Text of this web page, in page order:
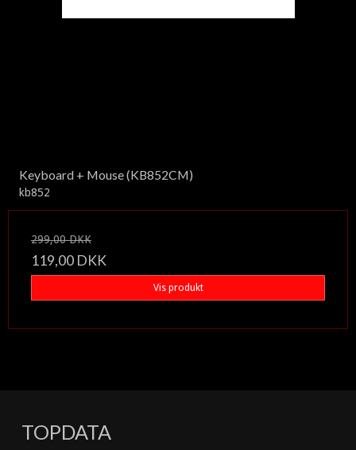
Keyboard + Mouse (KB852CM)
kb852
299,00 DKK
119,00 DKK
Vis produkt
TOPDATA